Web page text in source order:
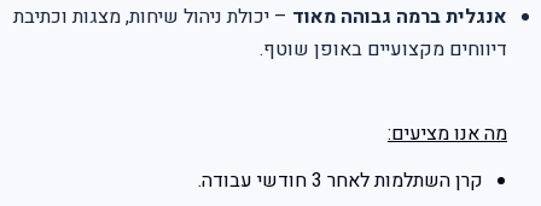
אנגלית ברמה גבוהה מאוד – יכולת ניהול שיחות, מצגות וכתיבת
דיווחים מקצועיים באופן שוטף.
מה אנו מציעים:
קרן השתלמות לאחר 3 חודשי עבודה.